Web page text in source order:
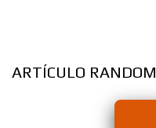
ARTÍCULO RANDOM